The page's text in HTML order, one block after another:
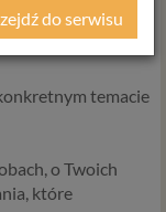
ortografii,
temacie
o Twoich
które
i Rady (UE)
ochrony
takich
(określane
do serwisu